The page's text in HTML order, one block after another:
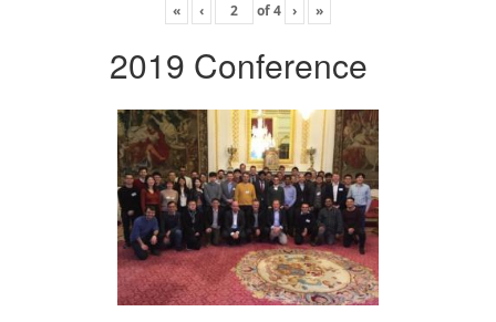
« ‹ of4 › »
2019 Conference